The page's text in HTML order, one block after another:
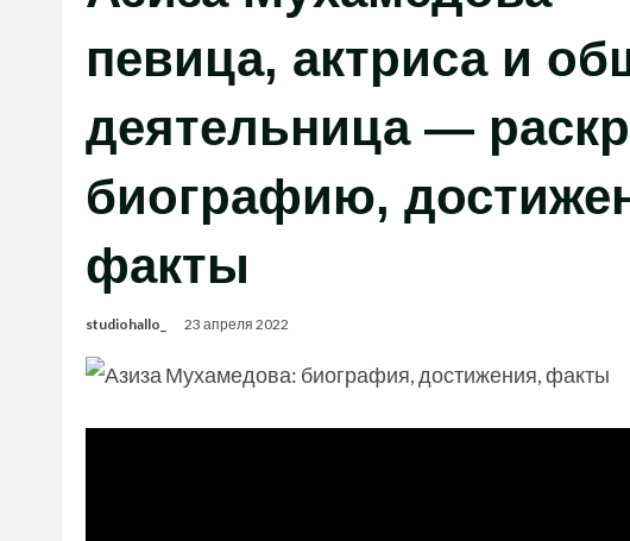
певица, актриса и
деятельница —
биографию,
факты
studiohallo_ 23 апреля 2022